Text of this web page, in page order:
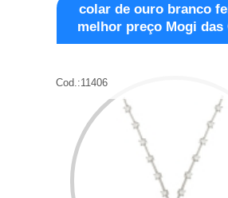
colar de ouro branco
melhor preço Mogi das
Cod.:11406